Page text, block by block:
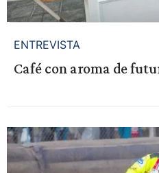
ENTREVISTA
Café con aroma de